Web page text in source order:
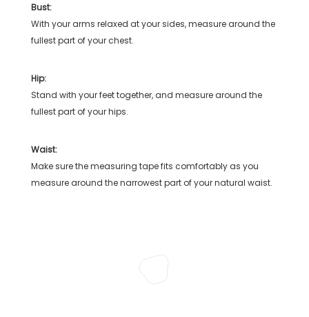
Bust:
With your arms relaxed at your sides, measure around the
fullest part of your chest.
Hip:
Stand with your feet together, and measure around the
fullest part of your hips.
Waist:
Make sure the measuring tape fits comfortably as you
measure around the narrowest part of your natural waist.